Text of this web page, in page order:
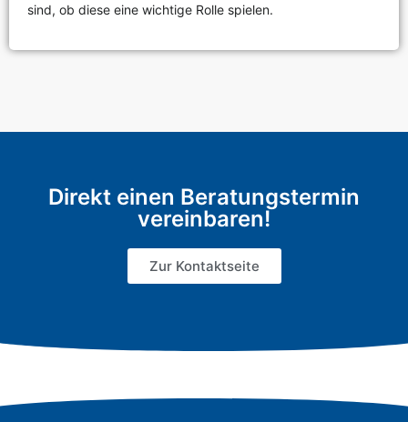
sind, ob diese eine wichtige Rolle spielen.
Direkt einen Beratungstermin
vereinbaren!
Zur Kontaktseite